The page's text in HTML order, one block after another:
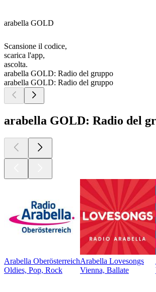
arabella GOLD
Scansione il codice,
scarica l'app,
ascolta.
arabella GOLD: Radio del gruppo
arabella GOLD: Radio del gruppo
arabella GOLD: Radio del
Arabella Oberösterreich
Oldies, Pop, Rock
Arabella Lovesongs
Vienna, Ballate